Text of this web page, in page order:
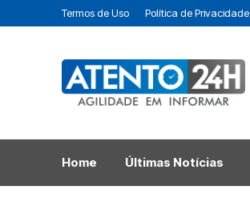
Termos de Uso Política de Privacidade
Home Últimas Notícias